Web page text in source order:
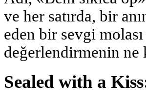
ve her satırda, bir
eden bir sevgi
değerlendirmenin ne
Sealed with a